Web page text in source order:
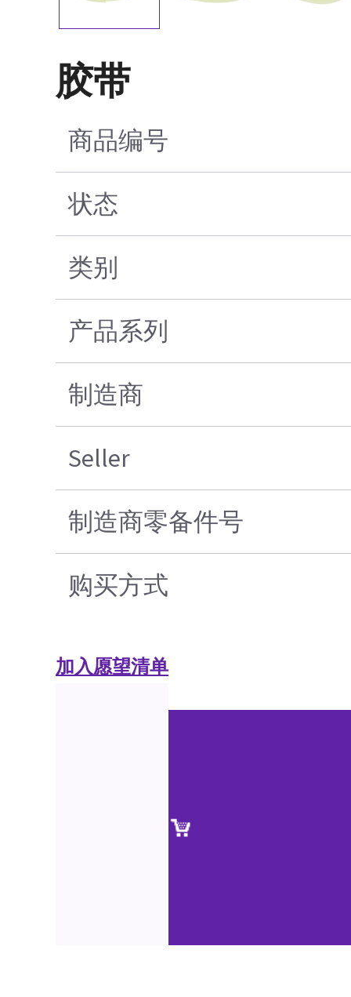
胶带
商品编号
状态
类别
产品系列
制造商
Seller
制造商零备件号
购买方式
加入愿望清单